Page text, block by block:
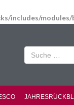
modules/